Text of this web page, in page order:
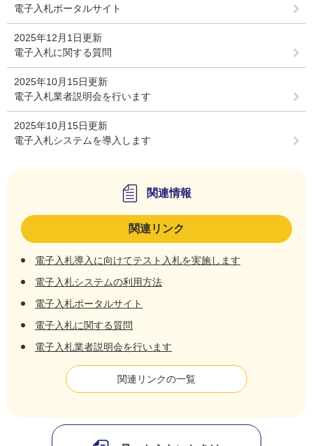
電子入札ポータルサイト
2025年12月1日更新
電子入札に関する質問
2025年10月15日更新
電子入札業者説明会を行います
2025年10月15日更新
電子入札システムを導入します
関連情報
関連リンク
電子入札導入に向けてテスト入札を実施します
電子入札システムの利用方法
電子入札ポータルサイト
電子入札に関する質問
電子入札業者説明会を行います
関連リンクの一覧